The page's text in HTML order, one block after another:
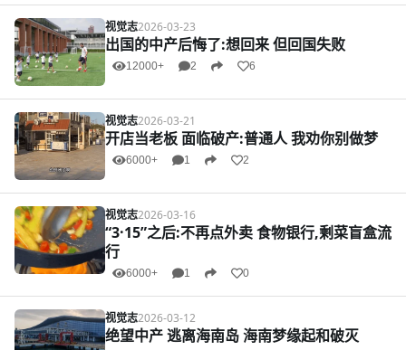
视觉志2026-03-23
出国的中产后悔了:想回来 但回国失败
12000+ 2 6
视觉志2026-03-21
开店当老板 面临破产:普通人 我劝你别做梦
6000+ 1 2
视觉志2026-03-16
“3·15”之后:不再点外卖 食物银行,剩菜盲盒流
行
6000+ 1 0
视觉志2026-03-12
绝望中产 逃离海南岛 海南梦缘起和破灭